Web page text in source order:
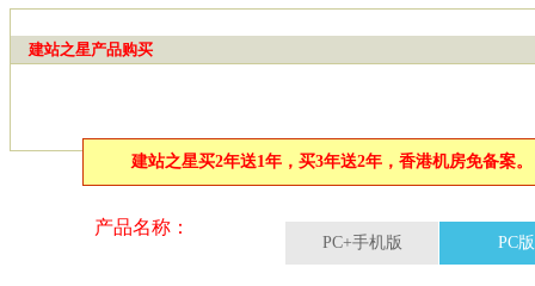
建站之星产品购买
建站之星买2年送1年，买3年送2年，香港机房免备案。
产品名称：
PC+手机版 PC版